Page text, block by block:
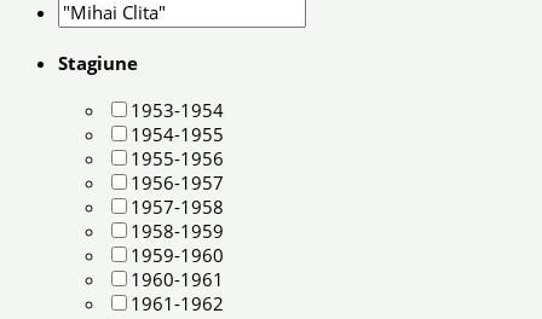
Stagiune
1953-1954
1954-1955
1955-1956
1956-1957
1957-1958
1958-1959
1959-1960
1960-1961
1961-1962